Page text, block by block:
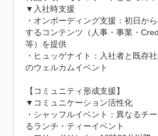
▼入社時支援
・オンボーディング支援：初日か
するコンテンツ（人事・事業・
等）を提供
・ヒュッゲナイト：入社者と既存
のウェルカムイベント
【コミュニティ形成支援】
▼コミュニケーション活性化
・シャッフルイベント：異なるチ
るランチ・ティーイベント